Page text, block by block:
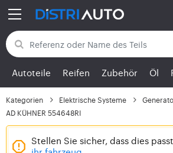
Zurück zu den Kategorien
Autoteile Reifen Zubehör Öl
Kategorien Elektrische Systeme
AD KÜHNER 554648RI
Stellen Sie sicher, dass dies